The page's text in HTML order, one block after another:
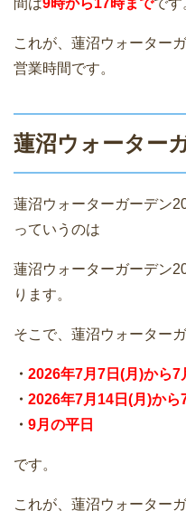
これが、蓮沼ウォーター
営業時間です。
蓮沼ウォーター
蓮沼ウォーターガーデン
っていうのは
蓮沼ウォーターガーデン
ります。
そこで、蓮沼ウォーター
・ 2026年7月7日(月)から7
・ 2026年7月14日(月)から
・ 9月の平日
です。
これが、蓮沼ウォーター